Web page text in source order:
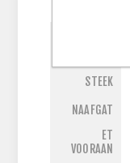
STEEK
NAAFGAT
ET
VOORAAN